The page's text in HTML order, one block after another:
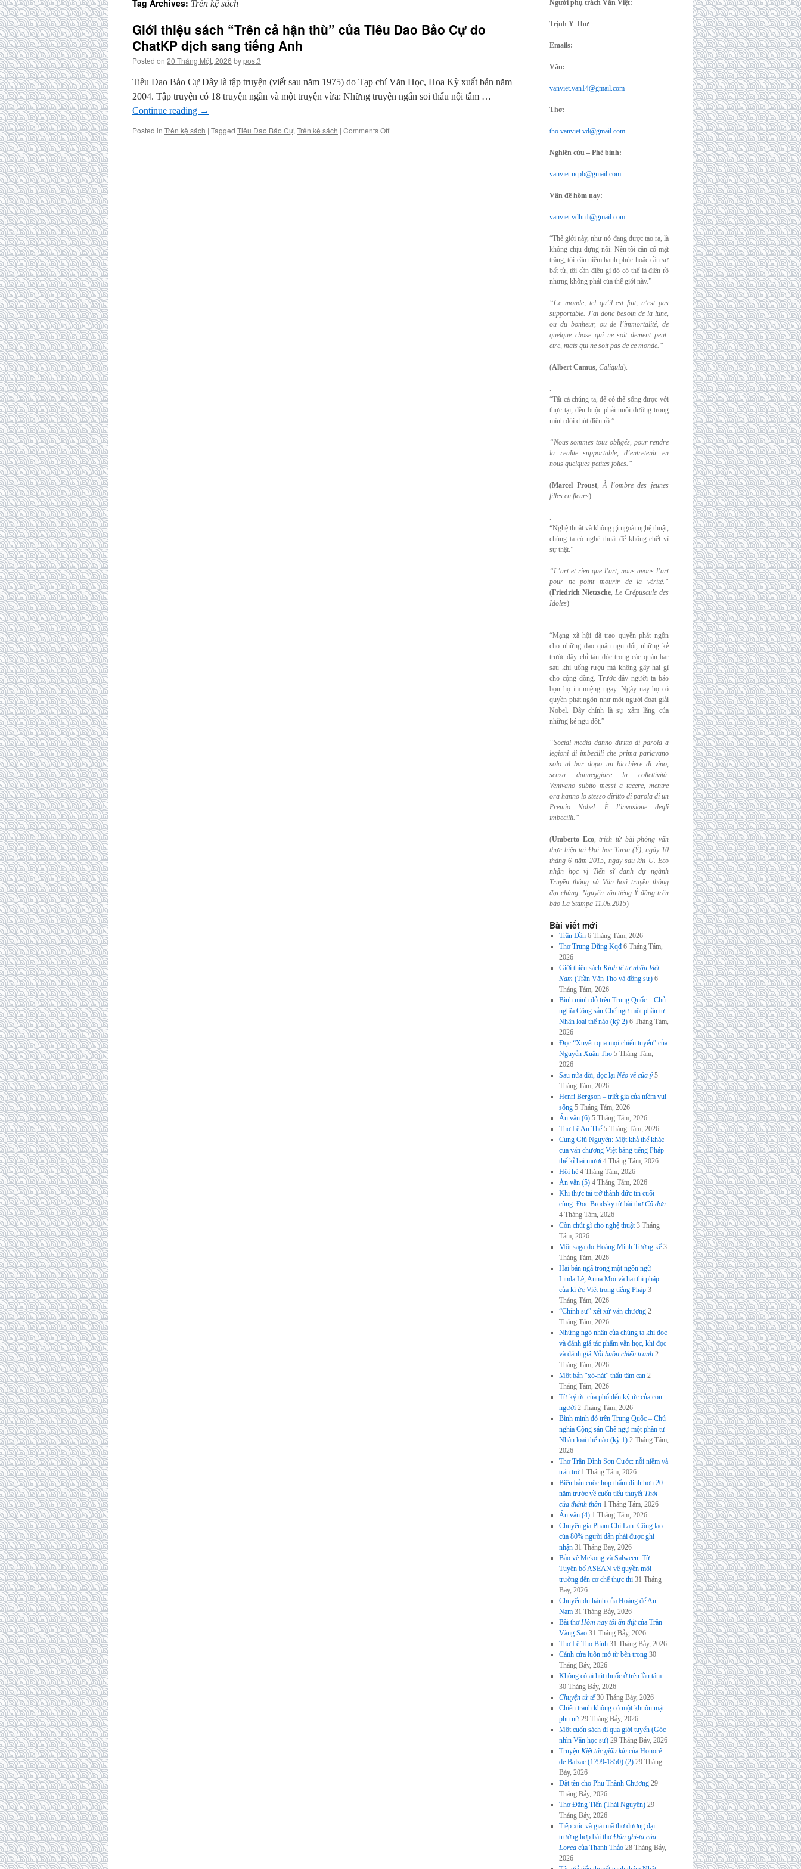
Tag Archives: Trên kệ sách
Giới thiệu sách “Trên cả hận thù” của Tiêu Dao Bảo Cự do
ChatKP dịch sang tiếng Anh
Posted on 20 Tháng Một, 2026 bypost3
Tiêu Dao Bảo Cự Đây là tập truyện (viết sau năm 1975) do Tạp chí Văn Học, Hoa Kỳ xuất bản năm
2004. Tập truyện có 18 truyện ngắn và một truyện vừa: Những truyện ngắn soi thấu nội tâm …
Continue reading →
Posted in Trên kệ sách | Tagged Tiêu Dao Bảo Cự, Trên kệ sách | Comments Offon
Người phụ trách Văn Việt:
Trịnh Y Thư
Emails:
Văn:
vanviet.van14@gmail.com
Thơ:
tho.vanviet.vd@gmail.com
Nghiên cứu – Phê bình:
vanviet.ncpb@gmail.com
Vấn đề hôm nay:
vanviet.vdhn1@gmail.com
“Thế giới này, như nó đang được tạo ra, là
không chịu đựng nổi. Nên tôi cần có mặt
trăng, tôi cần niềm hạnh phúc hoặc cần sự
bất tử, tôi cần điều gì đó có thể là điên rồ
nhưng không phải của thế giới này.”
“Ce monde, tel qu’il est fait, n’est pas
supportable. J’ai donc besoin de la lune,
ou du bonheur, ou de l’immortalité, de
quelque chose qui ne soit dement peut-
etre, mais qui ne soit pas de ce monde.”
(Albert Camus, Caligula).
.
“Tất cả chúng ta, để có thể sống được với
thực tại, đều buộc phải nuôi dưỡng trong
mình đôi chút điên rồ.”
“Nous sommes tous obligés, pour rendre
la realite supportable, d’entretenir en
nous quelques petites folies.”
(Marcel Proust,À l’ombre des jeunes
filles en fleurs)
.
“Nghệ thuật và không gì ngoài nghệ thuật,
chúng ta có nghệ thuật để không chết vì
sự thật.”
“L’art et rien que l’art, nous avons l’art
pour ne point mourir de la vérité.”
(Friedrich Nietzsche, Le Crépuscule des
Idoles)
.
“Mạng xã hội đã trao quyền phát ngôn
cho những đạo quân ngu dốt, những kẻ
trước đây chỉ tán dóc trong các quán bar
sau khi uống rượu mà không gây hại gì
cho cộng đồng. Trước đây người ta bảo
bọn họ im miệng ngay. Ngày nay họ có
quyền phát ngôn như một người đoạt giải
Nobel. Đây chính là sự xâm lăng của
những kẻ ngu dốt.”
“Social media danno diritto di parola a
legioni di imbecilli che prima parlavano
solo albar dopo un bicchiere di vino,
senza danneggiare la collettività.
Venivano subito messi a tacere, mentre
ora hanno lo stesso diritto di parola di un
Premio Nobel. È l’invasione degli
imbecilli.”
(Umberto Eco,trích từ bài phỏng vấn
thực hiện tại Đại học Turin (Ý), ngày 10
tháng 6 năm 2015, ngay sau khi U. Eco
nhận học vị Tiến sĩ danh dự ngành
Truyền thông và Văn hoá truyền thông
đại chúng. Nguyên văn tiếng Ý đăng trên
báo La Stampa 11.06.2015)
Bài viết mới
Trần Dần 6 Tháng Tám, 2026
Thơ Trung Dũng Kqđ 6 Tháng Tám,
2026
Giới thiệu sách Kinh tế tư nhân Việt
Nam (Trần Văn Thọ và đồng sự) 6
Tháng Tám, 2026
Bình minh đỏ trên Trung Quốc – Chủ
nghĩa Cộng sản Chế ngự một phần tư
Nhân loại thế nào (kỳ 2) 6 Tháng Tám,
2026
Đọc “Xuyên qua mọi chiến tuyến” của
Nguyễn Xuân Thọ 5 Tháng Tám,
2026
Sau nửa đời, đọc lại Nẻo về của ý 5
Tháng Tám, 2026
Henri Bergson – triết gia của niềm vui
sống 5 Tháng Tám, 2026
Án văn (6) 5 Tháng Tám, 2026
Thơ Lê An Thế 5 Tháng Tám, 2026
Cung Giũ Nguyên: Một khả thể khác
của văn chương Việt bằng tiếng Pháp
thế kỉ hai mươi 4 Tháng Tám, 2026
Hội hè 4 Tháng Tám, 2026
Án văn (5) 4 Tháng Tám, 2026
Khi thực tại trở thành đức tin cuối
cùng: Đọc Brodsky từ bài thơCô đơn
4 Tháng Tám, 2026
Còn chút gì cho nghệ thuật 3 Tháng
Tám, 2026
Một saga do Hoàng Minh Tường kể 3
Tháng Tám, 2026
Hai bản ngã trong một ngôn ngữ –
Linda Lê, Anna Moï và hai thi pháp
của kí ức Việt trong tiếng Pháp 3
Tháng Tám, 2026
“Chính sử” xét xử văn chương 2
Tháng Tám, 2026
Những ngộ nhận của chúng ta khi đọc
và đánh giá tác phẩm văn học, khi đọc
và đánh giá Nỗi buồn chiến tranh 2
Tháng Tám, 2026
Một bản “xô-nát” thấu tâm can 2
Tháng Tám, 2026
Từ ký ức của phố đến ký ức của con
người 2 Tháng Tám, 2026
Bình minh đỏ trên Trung Quốc – Chủ
nghĩa Cộng sản Chế ngự một phần tư
Nhân loại thế nào (kỳ 1) 2 Tháng Tám,
2026
Thơ Trần Đình Sơn Cước: nỗi niềm và
trăn trở 1 Tháng Tám, 2026
Biên bản cuộc họp thẩm định hơn 20
năm trước về cuốn tiểu thuyếtThời
của thánh thần 1 Tháng Tám, 2026
Án văn (4) 1 Tháng Tám, 2026
Chuyên gia Phạm Chi Lan: Công lao
của 80% người dân phải được ghi
nhận 31 Tháng Bảy, 2026
Bảo vệ Mekong và Salween: Từ
Tuyên bố ASEAN về quyền môi
trường đến cơ chế thực thi 31 Tháng
Bảy, 2026
Chuyến du hành của Hoàng đế An
Nam 31 Tháng Bảy, 2026
Bài thơHôm nay tôi ăn thịtcủa Trần
Vàng Sao 31 Tháng Bảy, 2026
Thơ Lê Thọ Bình 31 Tháng Bảy, 2026
Cánh cửa luôn mở từ bên trong 30
Tháng Bảy, 2026
Không có ai hút thuốc ở trên lầu tám
30 Tháng Bảy, 2026
Chuyện tử tế 30 Tháng Bảy, 2026
Chiến tranh không có một khuôn mặt
phụ nữ 29 Tháng Bảy, 2026
Một cuốn sách đi qua giới tuyến (Góc
nhìn Văn học sử) 29 Tháng Bảy, 2026
Truyện Kiệt tác giấu kíncủa Honoré
de Balzac (1799-1850) (2) 29 Tháng
Bảy, 2026
Đặt tên cho Phủ Thành Chương 29
Tháng Bảy, 2026
Thơ Đặng Tiến (Thái Nguyên) 29
Tháng Bảy, 2026
Tiếp xúc và giải mã thơ đương đại –
trường hợp bài thơĐàn ghi-ta của
Lorcacủa Thanh Thảo 28 Tháng Bảy,
2026